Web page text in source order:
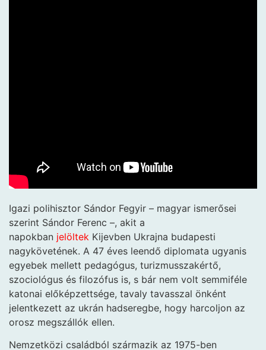
Igazi polihisztor Sándor Fegyir – magyar ismerősei
szerint Sándor Ferenc –, akit a
napokban jelöltek Kijevben Ukrajna budapesti
nagykövetének. A 47 éves leendő diplomata ugyanis
egyebek mellett pedagógus, turizmusszakértő,
szociológus és filozófus is, s bár nem volt semmiféle
katonai előképzettsége, tavaly tavasszal önként
jelentkezett az ukrán hadseregbe, hogy harcoljon az
orosz megszállók ellen.
Nemzetközi családból származik az 1975-ben